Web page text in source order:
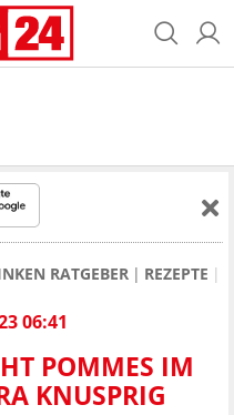
RATGEBER REZEPTE
06:41
POMMES IM
KNUSPRIG